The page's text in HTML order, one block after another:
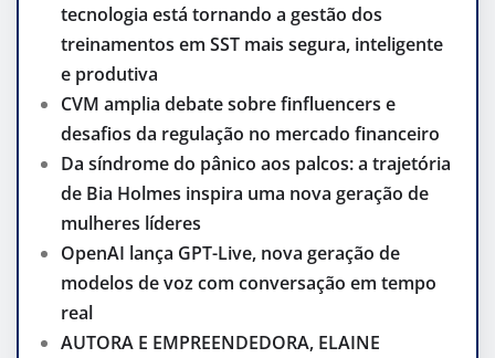
tecnologia está tornando a gestão dos
treinamentos em SST mais segura, inteligente
e produtiva
CVM amplia debate sobre finfluencers e
desafios da regulação no mercado financeiro
Da síndrome do pânico aos palcos: a trajetória
de Bia Holmes inspira uma nova geração de
mulheres líderes
OpenAI lança GPT-Live, nova geração de
modelos de voz com conversação em tempo
real
AUTORA E EMPREENDEDORA, ELAINE